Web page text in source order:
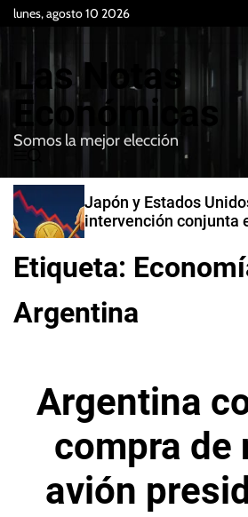
lunes, agosto 10 2026
Las Notas
Económicas
Somos la mejor elección
e
n
u
B
u
c
a
Japón y Estados
intervención conjunta
Etiqueta:
Argentina
Argentina
compra de
avión